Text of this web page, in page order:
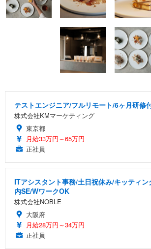
テストエンジニア/フルリモート/6ヶ月研修
株式会社KMマーケティング
東京都
月給33万円～65万円
正社員
ITアシスタント事務/土日祝休み/キッティ
内SE/WワークOK
株式会社NOBLE
大阪府
月給28万円～34万円
正社員